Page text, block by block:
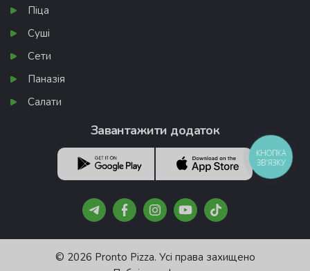
Піца
Суші
Сети
Паназія
Салати
Завантажити додаток
© 2026 Pronto Pizza. Усі права захищено
КНОПКА
ЗВ'ЯЗКУ